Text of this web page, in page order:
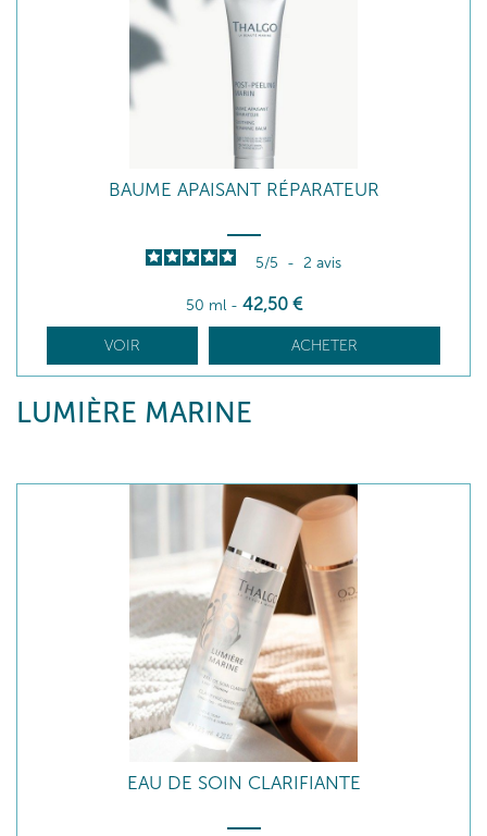
BAUME APAISANT RÉPARATEUR
5/5 - 2 avis
50 ml - 42,50 €
VOIR ACHETER
LUMIÈRE MARINE
EAU DE SOIN CLARIFIANTE